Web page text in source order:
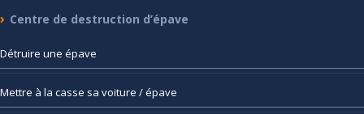
Centre de destruction d’épave
Détruire une épave
Mettre à la casse sa voiture / épave